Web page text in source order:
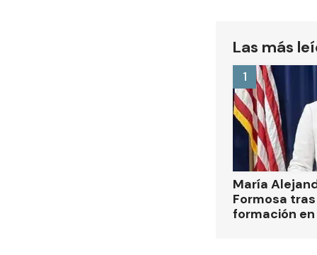
Las más
María
Formosa
formación
1